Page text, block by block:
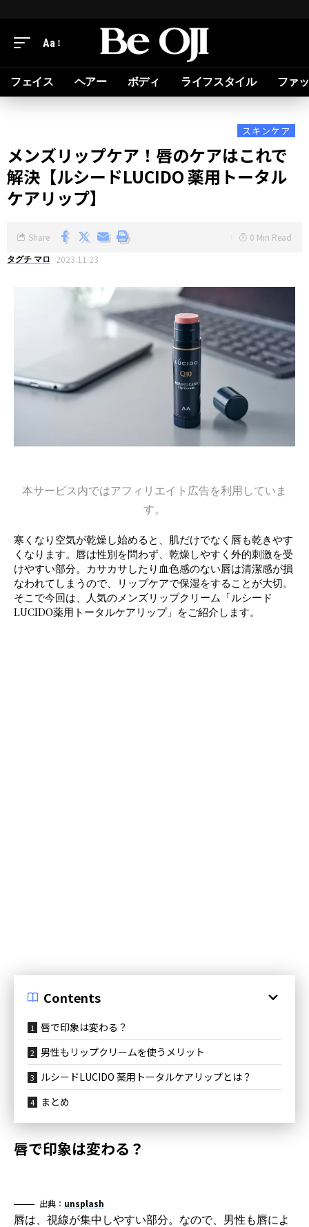
Aa
フェイス ヘアー ボディ ライフスタイル ファ
スキンケア
メンズリップケア！唇のケアはこれで
解決【ルシードLUCIDO 薬用トータル
ケアリップ】
タグチ マロ 2023.11.23
Share 0 Min Read
本サービス内ではアフィリエイト広告を利用していま
す。
寒くなり空気が乾燥し始めると、肌だけでなく唇も乾きやす
くなります。唇は性別を問わず、乾燥しやすく外的刺激を受
けやすい部分。カサカサしたり血色感のない唇は清潔感が損
なわれてしまうので、リップケアで保湿をすることが大切。
そこで今回は、人気のメンズリップクリーム「ルシード
LUCIDO薬用トータルケアリップ」をご紹介します。
Contents
唇で印象は変わる？
男性もリップクリームを使うメリット
ルシードLUCIDO 薬用トータルケアリップとは？
まとめ
唇で印象は変わる？
出典： unsplash
唇は、視線が集中しやすい部分。なので、男性も唇によ